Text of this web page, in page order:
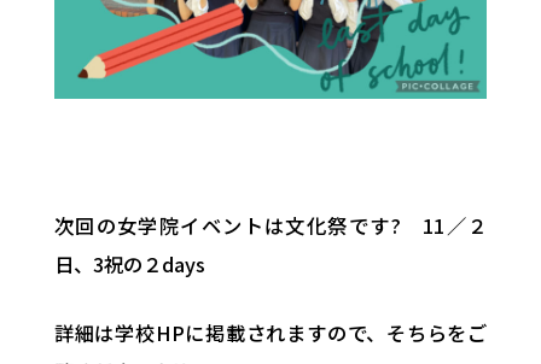
次回の女学院イベントは文化祭です? 11／２
日、3祝の２days
詳細は学校HPに掲載されますので、そちらをご